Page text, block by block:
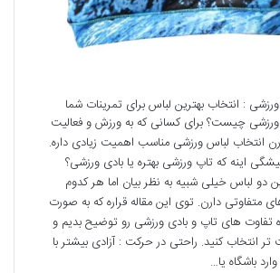
: انتخاب بهترین لباس برای تمرینات شما
چیست؟ برای کسانی که به ورزش و فعالیت
انتخاب لباس ورزشی مناسب اهمیت زیادی داره.
اینه که تاپ ورزشی بهتره یا بادی ورزشی؟
دو لباس خیلی شبیه به نظر بیان اما هر کدوم
متفاوتی دارن. توی این مقاله قراره که به صورت
تفاوت های تاپ و بادی ورزشی رو توضیح بدیم و
انتخاب کنید. راحتی در حرکت : آزادی بیشتر با
باشگاه یا…